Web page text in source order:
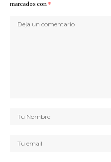
marcados con *